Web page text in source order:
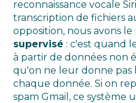
reconnaissance vocale
transcription de fichiers
opposition, nous avons
supervisé : c'est quand
à partir de données non
qu'on ne leur donne
chaque donnée. Si on
spam Gmail, ce système